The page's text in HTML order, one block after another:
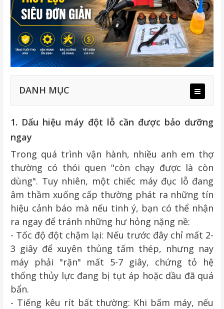
DANH MỤC
2.1 Hướng dẫn bảo dưỡng máy đột lỗ định kỳ
2.1.2 Kiểm tra và thay dầu thủy lực định kỳ
2.1.3 Bôi trơn mũi đột
2.2 Cách bảo dưỡng phần điện của máy đột thủy lực
2.2.1 Kiểm soát tình trạng Rơ-le điện
2.2.2 Rà soát hệ thống dây nguồn và các đầu cos
1. Dấu hiệu máy đột lỗ cần được bảo dưỡng
ngay
Trong quá trình vận hành, nhiều anh em thợ
thường có thói quen "còn chạy được là còn
dùng". Tuy nhiên, một chiếc máy đục lỗ đang
âm thầm xuống cấp thường phát ra những tín
hiệu cảnh báo mà nếu tinh ý, bạn có thể nhận
ra ngay để tránh những hư hỏng nặng nề:
- Tốc độ đột chậm lại: Nếu trước đây chỉ mất 2-
3 giây để xuyên thủng tấm thép, nhưng nay
máy phải "rặn" mất 5-7 giây, chứng tỏ hệ
thống thủy lực đang bị tụt áp hoặc dầu đã quá
bẩn.
- Tiếng kêu rít bất thường: Khi bấm máy, nếu